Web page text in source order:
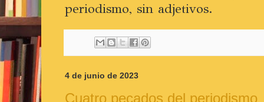
periodismo, sin adjetivos.
4 de junio de 2023
Cuatro pecados del periodismo